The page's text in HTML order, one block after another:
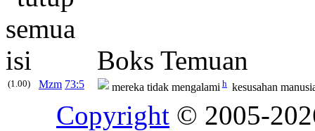
Boks Temuan
(1.00) Mzm 73:5 mereka tidak mengalami h kesusahan
Copyright © 2005-